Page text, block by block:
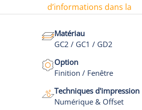
d’informations dans la
vidéo
Matériau
GC2 / GC1 / GD2
Option
Finition / Fenêtre
Techniques d'impression
Numérique & Offset